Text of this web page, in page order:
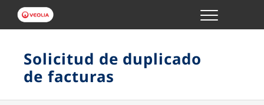
Menu
VER TODAS LAS GESTIONES
Solicitud de duplicado
de facturas